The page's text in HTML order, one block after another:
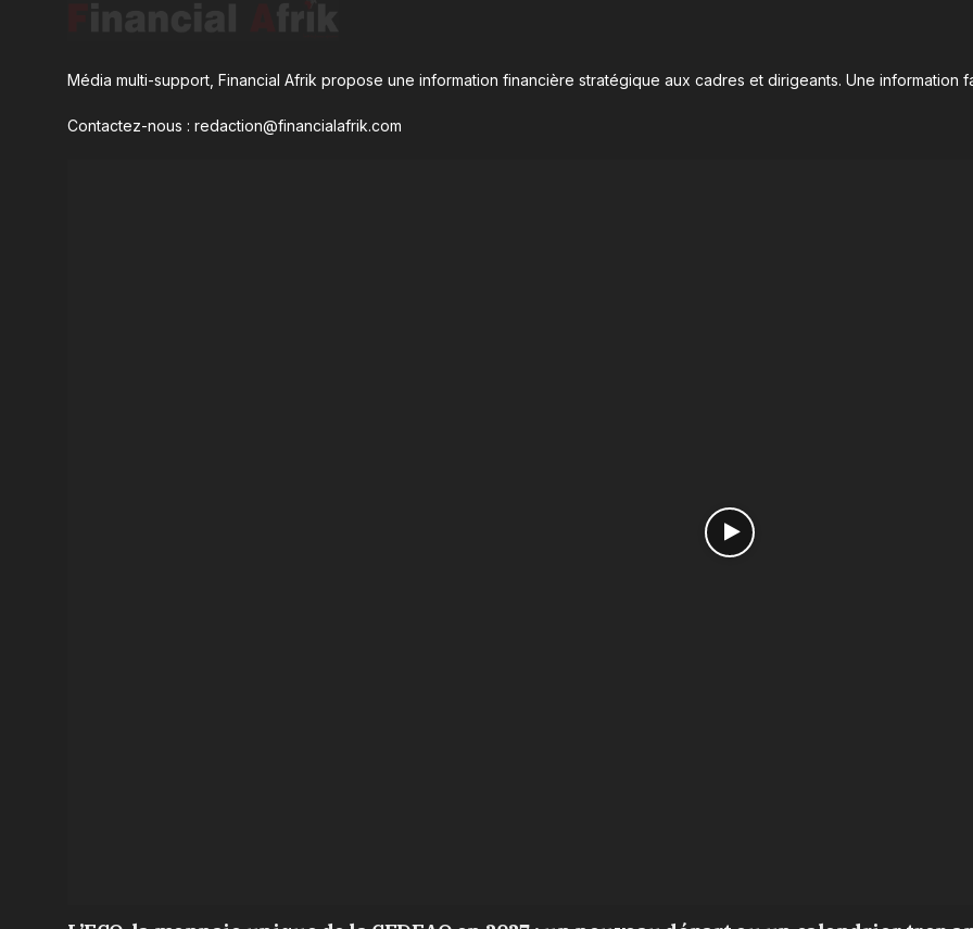
Média multi-support, Financial Afrik propose une information financière stratégique aux cadres et dirigeants. Une information
Contactez-nous : redaction@financialafrik.com